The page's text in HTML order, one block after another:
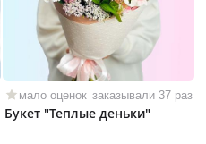
мало оценок заказывали 37 раз
Букет "Теплые деньки"